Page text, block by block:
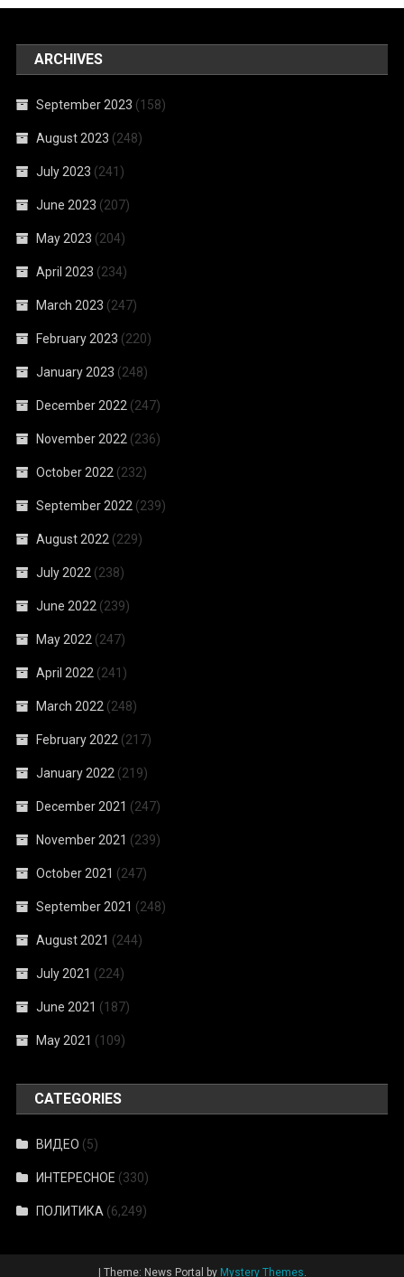
ARCHIVES
September 2023 (158)
August 2023 (248)
July 2023 (241)
June 2023 (207)
May 2023 (204)
April 2023 (234)
March 2023 (247)
February 2023 (220)
January 2023 (248)
December 2022 (247)
November 2022 (236)
October 2022 (232)
September 2022 (239)
August 2022 (229)
July 2022 (238)
June 2022 (239)
May 2022 (247)
April 2022 (241)
March 2022 (248)
February 2022 (217)
January 2022 (219)
December 2021 (247)
November 2021 (239)
October 2021 (247)
September 2021 (248)
August 2021 (244)
July 2021 (224)
June 2021 (187)
May 2021 (109)
CATEGORIES
ВИДЕО (5)
ИНТЕРЕСНОЕ (330)
ПОЛИТИКА (6,249)
Theme: News Portal by Mystery Themes.